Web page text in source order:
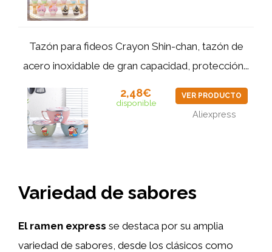
Tazón para fideos Crayon Shin-chan, tazón de
acero inoxidable de gran capacidad, protección...
2,48€
disponible
VER PRODUCTO
Aliexpress
Variedad de sabores
El ramen express se destaca por su amplia
variedad de sabores, desde los clásicos como